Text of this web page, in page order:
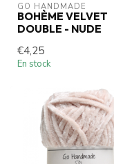
GO HANDMADE
BOHÈME VELVET
DOUBLE - NUDE
€4,25
En stock